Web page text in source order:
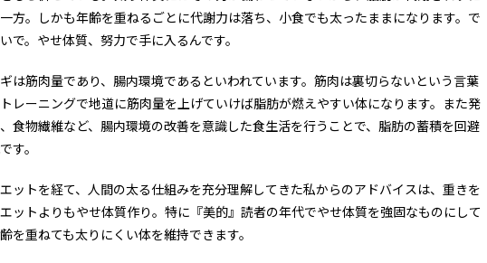
方。しかも年齢を重ねるごとに代謝力は落ち、小食でも太ったままになります。で
で。やせ体質、努力で手に入るんです。
は筋肉量であり、腸内環境であるといわれています。筋肉は裏切らないという言葉
レーニングで地道に筋肉量を上げていけば脂肪が燃えやすい体になります。また発
食物繊維など、腸内環境の改善を意識した食生活を行うことで、脂肪の蓄積を回避
す。
ットを経て、人間の太る仕組みを充分理解してきた私からのアドバイスは、重きを
ットよりもやせ体質作り。特に『美的』読者の年代でやせ体質を強固なものにして
を重ねても太りにくい体を維持できます。